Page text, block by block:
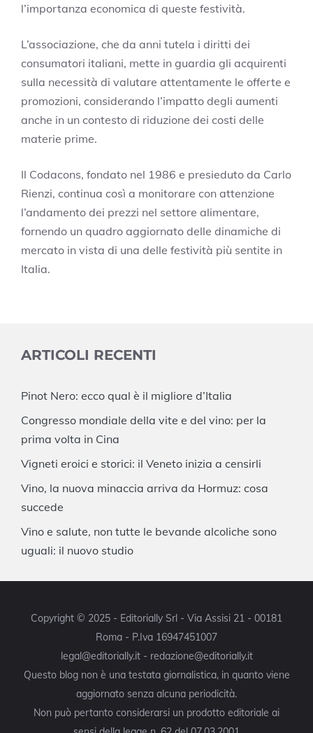
l’importanza economica di queste festività.
L’associazione, che da anni tutela i diritti dei
consumatori italiani, mette in guardia gli acquirenti
sulla necessità di valutare attentamente le offerte e
promozioni, considerando l’impatto degli aumenti
anche in un contesto di riduzione dei costi delle
materie prime.
Il Codacons, fondato nel 1986 e presieduto da Carlo
Rienzi, continua così a monitorare con attenzione
l’andamento dei prezzi nel settore alimentare,
fornendo un quadro aggiornato delle dinamiche di
mercato in vista di una delle festività più sentite in
Italia.
ARTICOLI RECENTI
Pinot Nero: ecco qual è il migliore d’Italia
Congresso mondiale della vite e del vino: per la
prima volta in Cina
Vigneti eroici e storici: il Veneto inizia a censirli
Vino, la nuova minaccia arriva da Hormuz: cosa
succede
Vino e salute, non tutte le bevande alcoliche sono
uguali: il nuovo studio
Copyright © 2025 - Editorially Srl - Via Assisi 21 - 00181
Roma - P.Iva 16947451007
legal@editorially.it - redazione@editorially.it
Questo blog non è una testata giornalistica, in quanto viene
aggiornato senza alcuna periodicità.
Non può pertanto considerarsi un prodotto editoriale ai